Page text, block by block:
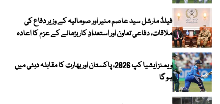
فیلڈ مارشل سید عاصم منیر اور صومالیہ کے وزیر دفاع کی
ملاقات، دفاعی تعاون اور استعدادِ کار بڑھانے کے عزم کا اعادہ
ویمنز ایشیا کپ 2026، پاکستان اور بھارت کا مقابلہ دبئی میں
ہو گا